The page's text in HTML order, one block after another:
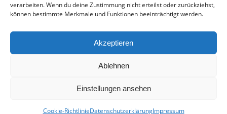
verarbeiten. Wenn du deine Zustimmung nicht erteilst oder zurückziehst,
können bestimmte Merkmale und Funktionen beeinträchtigt werden.
Akzeptieren
Ablehnen
Einstellungen ansehen
Cookie-RichtlinieDatenschutzerklärungImpressum
Neue Podcast-Folge: So tickt Björn!
Eindrücke vom Stadionfest
27. Juli 2026